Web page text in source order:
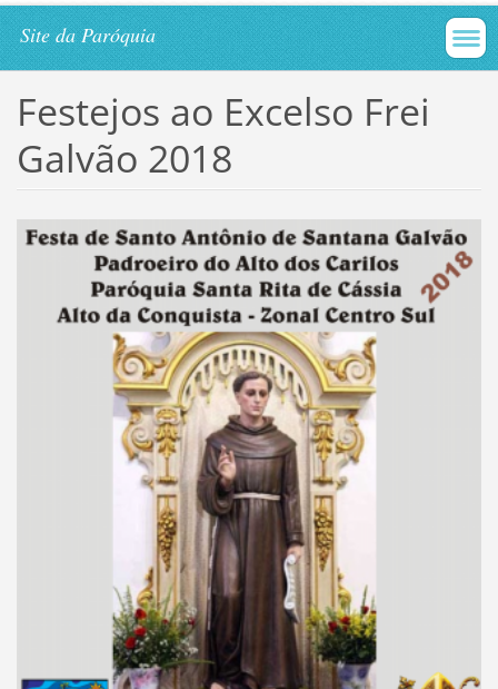
Site da Paróquia
Festejos ao Excelso Frei
Galvão 2018